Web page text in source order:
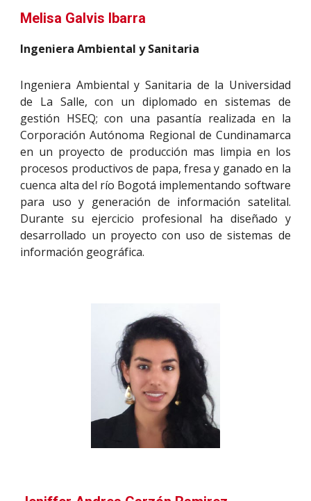
Melisa Galvis Ibarra
Ingeniera Ambiental y Sanitaria
Ingeniera Ambiental y Sanitaria de la Universidad
de La Salle, con un diplomado en sistemas de
gestión HSEQ; con una pasantía realizada en la
Corporación Autónoma Regional de Cundinamarca
en un proyecto de producción mas limpia en los
procesos productivos de papa, fresa y ganado en la
cuenca alta del río Bogotá implementando software
para uso y generación de información satelital.
Durante su ejercicio profesional ha diseñado y
desarrollado un proyecto con uso de sistemas de
información geográfica.